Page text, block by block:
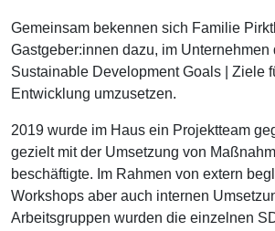
Gemeinsam bekennen sich Familie
Gastgeber:innen dazu, im Unternehmen
Sustainable Development Goals | Ziele
Entwicklung umzusetzen.
2019 wurde im Haus ein Projektteam
gezielt mit der Umsetzung von
beschäftigte. Im Rahmen von extern
Workshops aber auch internen
Arbeitsgruppen wurden die einzelnen